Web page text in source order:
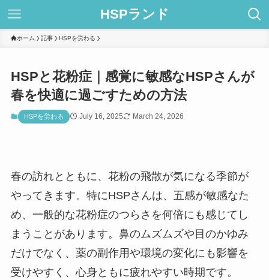
HSPランド
ホーム 記事 HSPを労わる
HSPと花粉症｜感覚に敏感なHSPさんが
春を快適に過ごすための方法
HSPを労わる July 16, 2025 March 24, 2026
春の訪れとともに、花粉の飛散が気になる季節が
やってきます。特にHSPさんは、五感が敏感なた
め、一般的な花粉症のつらさを何倍にも感じてし
まうことがあります。鼻のムズムズや目のかゆみ
だけでなく、薬の副作用や環境の変化にも影響を
受けやすく、心身ともに疲れやすい時期です。